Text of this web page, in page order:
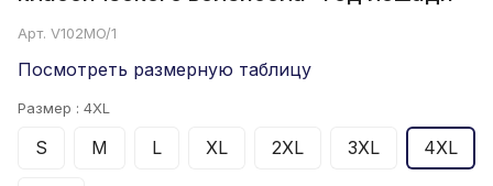
Арт. V102MO/1
Посмотреть размерную таблицу
Размер : 4XL
S M L XL 2XL 3XL 4XL